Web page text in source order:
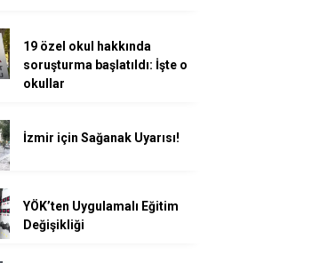
19 özel okul hakkında
soruşturma başlatıldı: İşte o
okullar
İzmir için Sağanak Uyarısı!
YÖK’ten Uygulamalı Eğitim
Değişikliği